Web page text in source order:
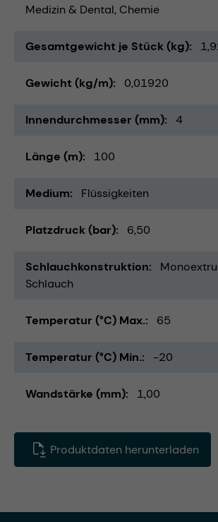
Medizin & Dental Chemie
Gesamtgewicht je Stück (kg)
Gewicht (kg/m) 0,01920
Innendurchmesser (mm) 4
Länge (m) 100
Medium Flüssigkeiten
Platzdruck (bar) 6,50
Schlauchkonstruktion
Schlauch
Temperatur (°C) Max. 65
Temperatur (°C) Min. -20
Wandstärke (mm) 1,00
Produktdaten herunterladen